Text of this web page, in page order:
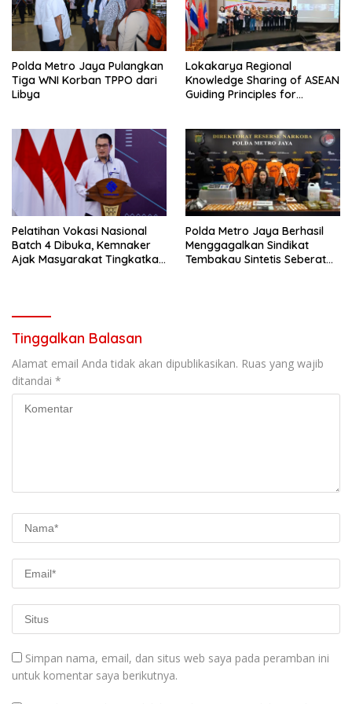
Polda Metro Jaya Pulangkan
Tiga WNI Korban TPPO dari
Libya
Lokakarya Regional
Knowledge Sharing of ASEAN
Guiding Principles for
Pelatihan Vokasi Nasional
Batch 4 Dibuka, Kemnaker
Ajak Masyarakat Tingkatkan
Polda Metro Jaya Berhasil
Menggagalkan Sindikat
Tembakau Sintetis Seberat
Tinggalkan Balasan
Alamat email Anda tidak akan dipublikasikan. Ruas yang wajib
ditandai *
Simpan nama, email, dan situs web saya pada peramban ini
untuk komentar saya berikutnya.